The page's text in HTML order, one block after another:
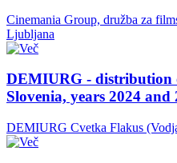
Cinemania Group, družba za
Ljubljana
DEMIURG - distribution
Slovenia, years 2024 and
DEMIURG Cvetka Flakus